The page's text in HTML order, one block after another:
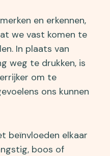
en erkennen,
we vast komen te
In plaats van
weg te drukken, is
om te
ons kunnen
beïnvloeden elkaar
boos of